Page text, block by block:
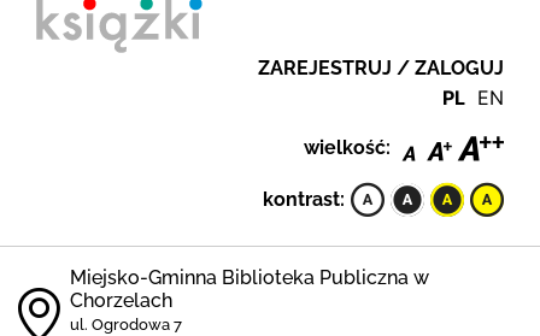
ZAREJESTRUJ / ZALOGUJ
PL EN
wielkość:
kontrast:
Miejsko-Gminna Biblioteka Publiczna w
Chorzelach
ul. Ogrodowa 7